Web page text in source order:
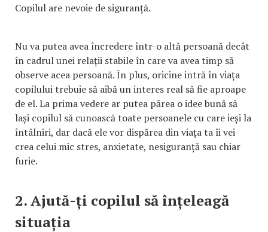
Copilul are nevoie de siguranță.
Nu va putea avea încredere într-o altă persoană decât
în cadrul unei relații stabile în care va avea timp să
observe acea persoană. În plus, oricine intră în viața
copilului trebuie să aibă un interes real să fie aproape
de el. La prima vedere ar putea părea o idee bună să
lași copilul să cunoască toate persoanele cu care ieși la
întâlniri, dar dacă ele vor dispărea din viața ta îi vei
crea celui mic stres, anxietate, nesiguranță sau chiar
furie.
2. Ajută-ți copilul să înțeleagă
situația